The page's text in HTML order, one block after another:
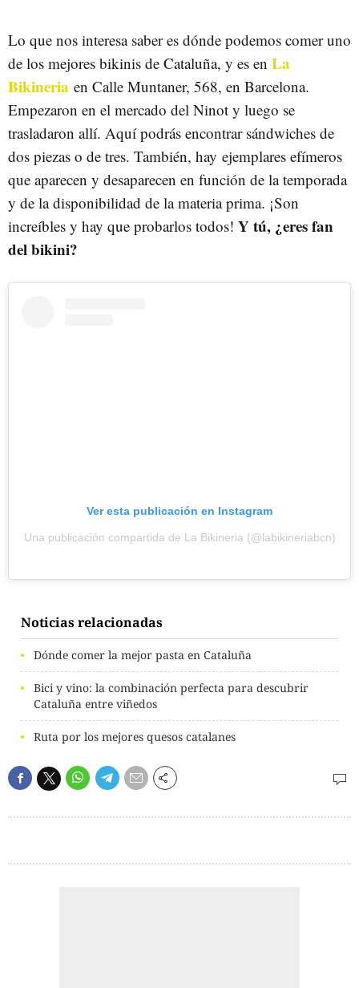
Lo que nos interesa saber es dónde podemos comer uno
de los mejores bikinis de Cataluña, y es en La
Bikineria en Calle Muntaner, 568, en Barcelona.
Empezaron en el mercado del Ninot y luego se
trasladaron allí. Aquí podrás encontrar sándwiches de
dos piezas o de tres. También, hay ejemplares efímeros
que aparecen y desaparecen en función de la temporada
y de la disponibilidad de la materia prima. ¡Son
increíbles y hay que probarlos todos! Y tú, ¿eres fan
del bikini?
Ver esta publicación en Instagram
Una publicación compartida de La Bikineria (@labikineriabcn)
Noticias relacionadas
Dónde comer la mejor pasta en Cataluña
Bici y vino: la combinación perfecta para descubrir
Cataluña entre viñedos
Ruta por los mejores quesos catalanes